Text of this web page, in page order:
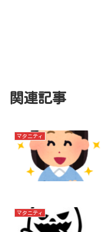
関連記事
マタニティ
マタニティ